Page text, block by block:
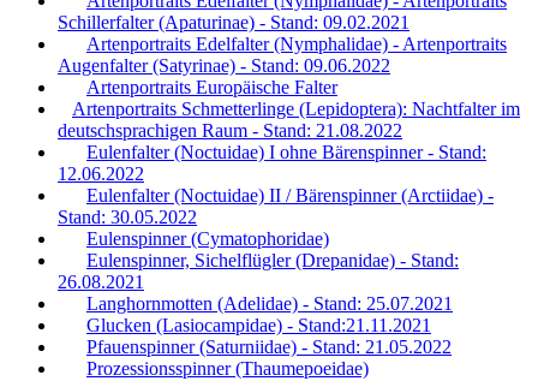
Schillerfalter (Apaturinae) - Stand: 09.02.2021
Artenportraits Edelfalter (Nymphalidae) - Artenportraits
Augenfalter (Satyrinae) - Stand: 09.06.2022
Artenportraits Europäische Falter
Artenportraits Schmetterlinge (Lepidoptera): Nachtfalter im
deutschsprachigen Raum - Stand: 21.08.2022
Eulenfalter (Noctuidae) I ohne Bärenspinner - Stand:
12.06.2022
Eulenfalter (Noctuidae) II / Bärenspinner (Arctiidae) -
Stand: 30.05.2022
Eulenspinner (Cymatophoridae)
Eulenspinner, Sichelflügler (Drepanidae) - Stand:
26.08.2021
Langhornmotten (Adelidae) - Stand: 25.07.2021
Glucken (Lasiocampidae) - Stand:21.11.2021
Pfauenspinner (Saturniidae) - Stand: 21.05.2022
Prozessionsspinner (Thaumepoeidae)